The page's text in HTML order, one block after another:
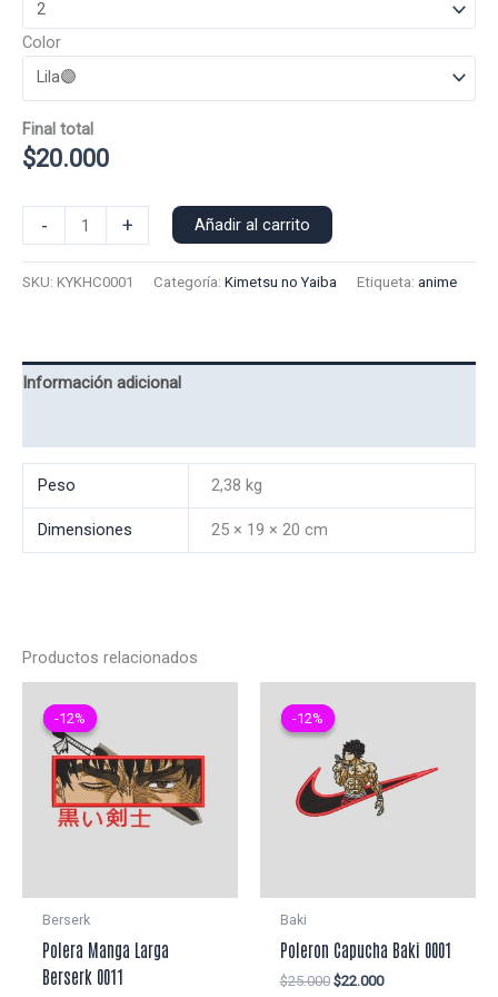
Color
Final total
$20.000
-
Capucha
+ Añadir al carrito
SKU: KYKHC0001 Categoría: Kimetsu no Yaiba Etiqueta: anime
Información adicional
Peso 2,38 kg
Dimensiones 25 × 19 × 20 cm
Productos relacionados
-12%
-12%
Berserk
Polera Manga Larga
Berserk 0011
-12%
-12%
Baki
Poleron Capucha Baki 0001
$25.000 El
$22.000El